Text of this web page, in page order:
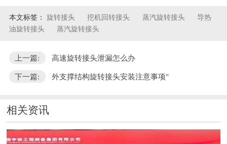
本文标签： 旋转接头 挖机回转接头 蒸汽旋转接头
导热
油旋转接头
蒸汽旋转接头
上一篇: 高速旋转接头泄漏怎么办
下一篇: 外支撑结构旋转接头安装注意事项"
相关资讯